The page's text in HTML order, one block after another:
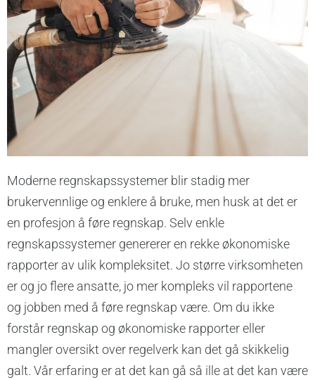
Moderne regnskapssystemer blir stadig mer
brukervennlige og enklere å bruke, men husk at det er
en profesjon å føre regnskap. Selv enkle
regnskapssystemer genererer en rekke økonomiske
rapporter av ulik kompleksitet. Jo større virksomheten
er og jo flere ansatte, jo mer kompleks vil rapportene
og jobben med å føre regnskap være. Om du ikke
forstår regnskap og økonomiske rapporter eller
mangler oversikt over regelverk kan det gå skikkelig
galt. Vår erfaring er at det kan gå så ille at det kan være